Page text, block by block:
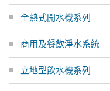
全熱式開水機系列
商用及餐飲淨水系統
立地型飲水機系列